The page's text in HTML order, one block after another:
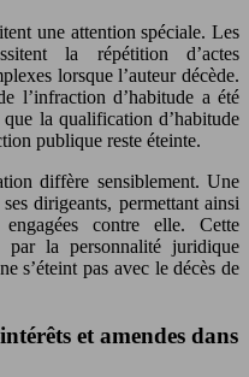
une attention spéciale. Les
la répétition d’actes
lorsque l’auteur décède.
l’infraction d’habitude a été
la qualification d’habitude
publique reste éteinte.
diffère sensiblement. Une
dirigeants, permettant ainsi
contre elle. Cette
par la personnalité juridique
s’éteint pas avec le décès de
et amendes dans